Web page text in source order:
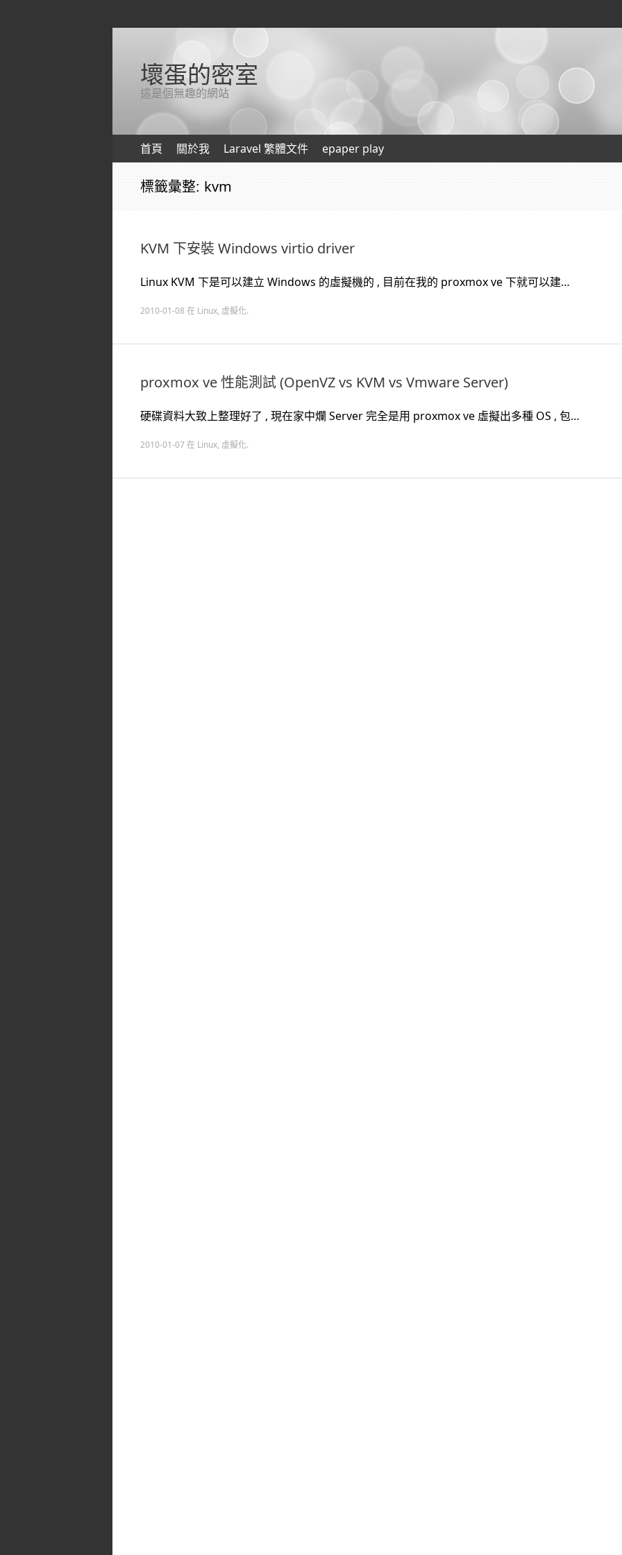
壞蛋的密室
這是個無趣的網站
跳轉到內容
首頁 關於我 Laravel 繁體文件 epaper play
標籤彙整: kvm
KVM 下安裝 Windows virtio driver
Linux KVM 下是可以建立 Windows 的虛擬機的 , 目前在我的 proxmox ve 下就可以建…
2010-01-08 在 Linux, 虛擬化.
proxmox ve 性能測試 (OpenVZ vs KVM vs Vmware Server)
硬碟資料大致上整理好了 , 現在家中爛 Server 完全是用 proxmox ve 虛擬出多種 OS , 包…
2010-01-07 在 Linux, 虛擬化.